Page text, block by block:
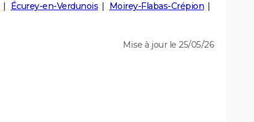
Écurey-en-Verdunois
Moirey-Flabas-Crépion
Mise à jour le 25/05/26